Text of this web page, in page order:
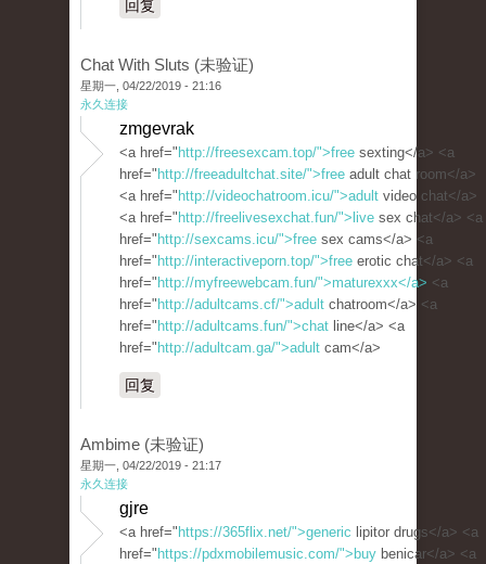
回复
Chat With Sluts (未验证)
星期一, 04/22/2019 - 21:16
永久连接
zmgevrak
<a href=" http://freesexcam.top/">free sexting</a> <a
href=" http://freeadultchat.site/">free adult chat room</a>
<a href=" http://videochatroom.icu/">adult video chat</a>
<a href=" http://freelivesexchat.fun/">live sex chat</a> <a
href=" http://sexcams.icu/">free sex cams</a> <a
href=" http://interactiveporn.top/">free erotic chat</a> <a
href=" http://myfreewebcam.fun/">maturexxx</a> <a
href=" http://adultcams.cf/">adult chatroom</a> <a
href=" http://adultcams.fun/">chat line</a> <a
href=" http://adultcam.ga/">adult cam</a>
回复
Ambime (未验证)
星期一, 04/22/2019 - 21:17
永久连接
gjre
<a href=" https://365flix.net/">generic lipitor drugs</a> <a
href=" https://pdxmobilemusic.com/">buy benicar</a> <a